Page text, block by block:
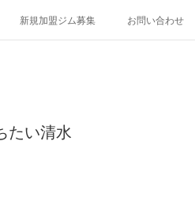
新規加盟ジム募集 お問い合わせ
たい清水